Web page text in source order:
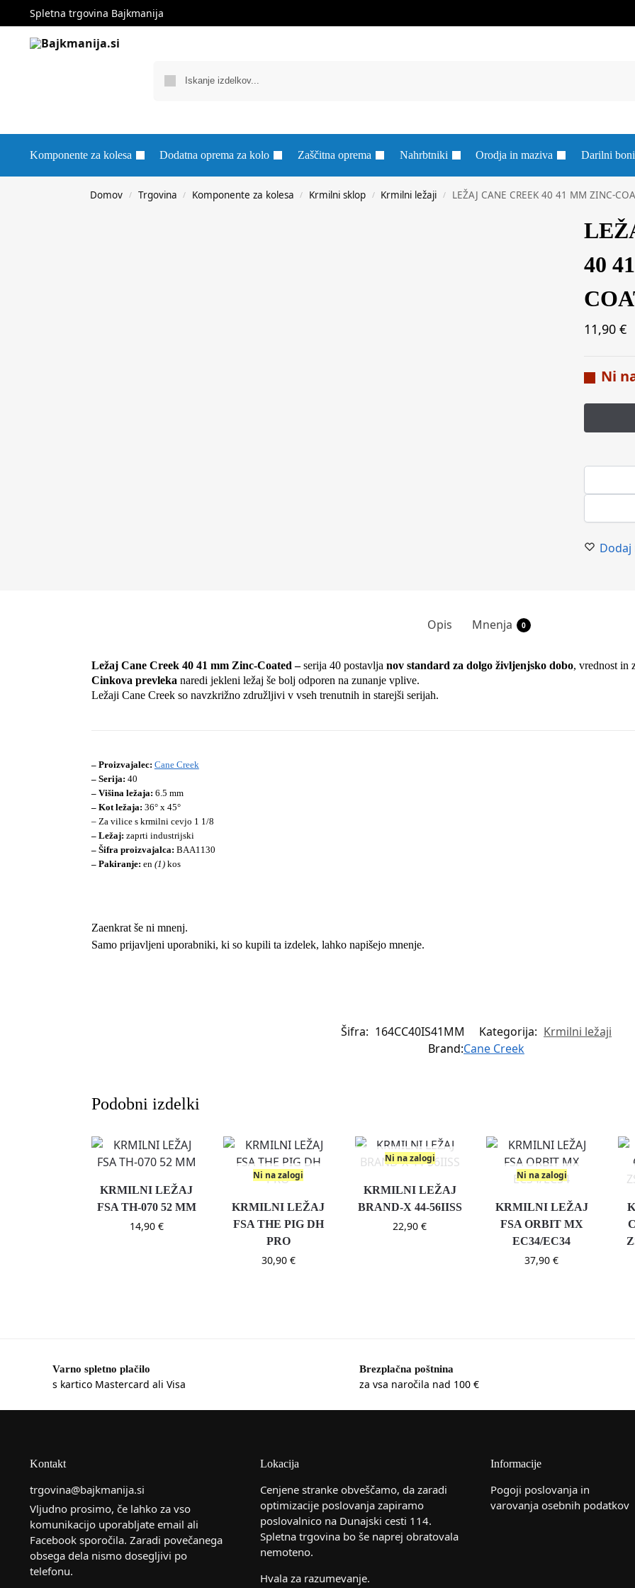
Spletna trgovina Bajkmanija
Komponente za kolesa Dodatna oprema za kolo Zaščitna oprema Nahrbtniki Orodja in maziva Darilni boni
Domov / Trgovina / Komponente za kolesa / Krmilni sklop / Krmilni ležaji / LEŽAJ CANE CREEK 40 41 MM ZINC-
40
11,90€
Ni
Dodaj
Opis Mnenja 0
Ležaj Cane Creek 40 41 mm Zinc-Coated –serija 40 postavlja nov standard za dolgo življenjsko dobo, vrednost in
Cinkova prevleka naredi jekleni ležaj še bolj odporen na zunanje vplive.
Ležaji Cane Creek so navzkrižno združljivi v vseh trenutnih in starejši serijah.
– Proizvajalec: Cane Creek
– Serija: 40
– Višina ležaja: 6.5 mm
– Kot ležaja: 36° x 45°
– Za vilice s krmilni cevjo 1 1/8
– Ležaj: zaprti industrijski
– Šifra proizvajalca: BAA1130
– Pakiranje: en (1)kos
Zaenkrat še ni mnenj.
Samo prijavljeni uporabniki, ki so kupili ta izdelek, lahko napišejo mnenje.
Šifra: 164CC40IS41MM Kategorija: Krmilni ležaji
Brand:Cane Creek
Podobni izdelki
KRMILNI LEŽAJ
FSA TH-070 52 MM
14,90 €
Ni na zalogi
KRMILNI LEŽAJ
FSA THE PIG DH
PRO
30,90 €
Ni na zalogi
KRMILNI LEŽAJ
BRAND-X 44-56IISS
22,90€
Ni na zalogi
KRMILNI LEŽAJ
FSA ORBIT MX
EC34/EC34
37,90€
Varno spletno plačilo
s kartico Mastercard ali Visa
Brezplačna poštnina
za vsa naročila nad 100 €
Kontakt
trgovina@bajkmanija.si
Vljudno prosimo, če lahko za vso
komunikacijo uporabljate email ali
Facebook sporočila. Zaradi povečanega
obsega dela nismo dosegljivi po
telefonu.
Lokacija
Cenjene stranke obveščamo, da zaradi
optimizacije poslovanja zapiramo
poslovalnico na Dunajski cesti 114.
Spletna trgovina bo še naprej obratovala
nemoteno.
Hvala za razumevanje.
Informacije
Pogoji poslovanja in
varovanja osebnih podatkov